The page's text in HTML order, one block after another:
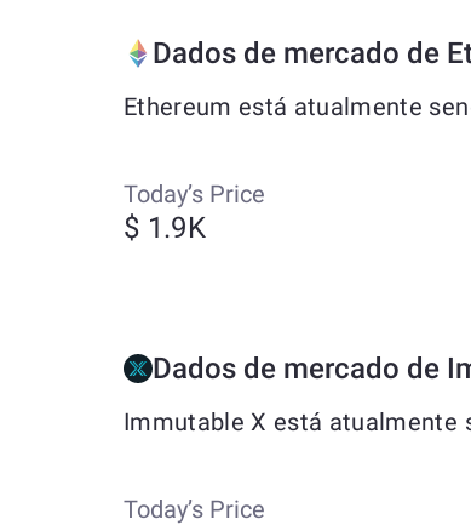
Dados de mercado de
Ethereum está atualmente
Today’s Price
$ 1.9K
Dados de mercado de
Immutable X está atualmente
Today’s Price